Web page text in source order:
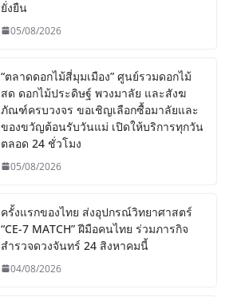
ยั่งยืน
05/08/2026
“ตลาดดอกไม้สี่มุมเมือง” ศูนย์รวมดอกไม้
สด ดอกไม้ประดิษฐ์ พวงมาลัย และสังฆ
ภัณฑ์ครบวงจร ขอเชิญเลือกซื้อมาลัยและ
ของขวัญต้อนรับวันแม่ เปิดให้บริการทุกวัน
ตลอด 24 ชั่วโมง
05/08/2026
ครั้งแรกของไทย ส่งอุปกรณ์วิทยาศาสตร์
“CE-7 MATCH” ฝีมือคนไทย ร่วมภารกิจ
สำรวจดวงจันทร์ 24 สิงหาคมนี้
04/08/2026